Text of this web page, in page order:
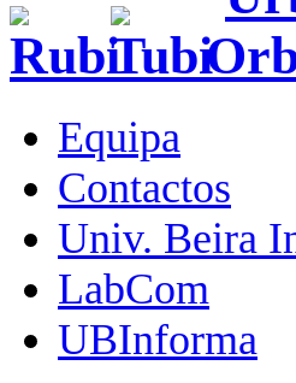
Equipa
Contactos
Univ. Beira
LabCom
UBInforma